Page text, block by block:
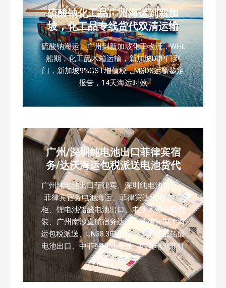
硫酸钠化工品广州海运到新加
坡，化工品专线货代双清运输
硫酸钠海运，广州到新加坡化工物流，WHL
船期，化工品木箱运输，新加坡DDP门到
门，新加坡9%GST增值税，MSDS运输鉴定
报告，14天海运时效
广州/深圳纯电池出口菲律宾宿
务/达沃海运包税派送电池货代
广州纯电池出口菲律宾、深圳纯电池货代、
菲律宾宿务电池海运、菲律宾达沃电池DG
柜、锂电池铅酸电池出口、电池木箱合规包
装、广州南沙直航宿务达沃、菲律宾电池海
运包税派送、UN38.3电池报关、危包证铅酸
电池出口、中菲纯电池专线、内置电池菲律
宾海运